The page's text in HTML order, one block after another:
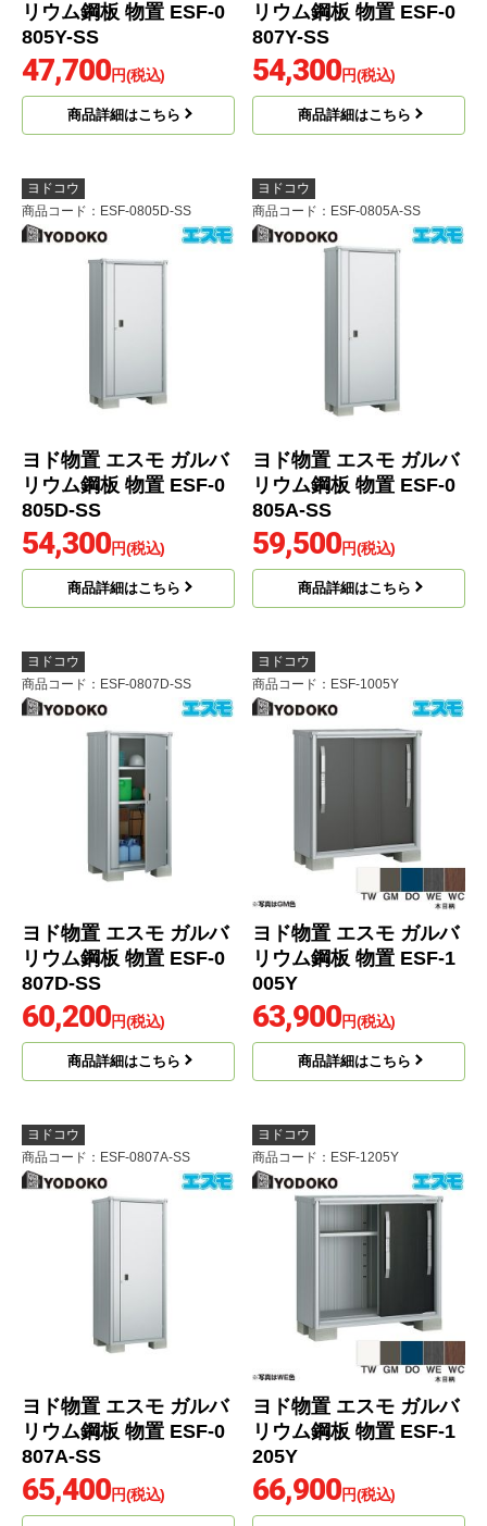
リウム鋼板 物置 ESF-0
805Y-SS
47,700円(税込)
商品詳細はこちら
リウム鋼板 物置 ESF-0
807Y-SS
54,300円(税込)
商品詳細はこちら
ヨドコウ
商品コード ：ESF-0805D-SS
ヨド物置 エスモ ガルバ
リウム鋼板 物置 ESF-0
805D-SS
54,300円(税込)
商品詳細はこちら
ヨドコウ
商品コード ：ESF-0805A-SS
ヨド物置 エスモ ガルバ
リウム鋼板 物置 ESF-0
805A-SS
59,500円(税込)
商品詳細はこちら
ヨドコウ
商品コード ：ESF-0807D-SS
ヨド物置 エスモ ガルバ
リウム鋼板 物置 ESF-0
807D-SS
60,200円(税込)
商品詳細はこちら
ヨドコウ
商品コード ：ESF-1005Y
ヨド物置 エスモ ガルバ
リウム鋼板 物置 ESF-1
005Y
63,900円(税込)
商品詳細はこちら
ヨドコウ
商品コード ：ESF-0807A-SS
ヨド物置 エスモ ガルバ
リウム鋼板 物置 ESF-0
807A-SS
65,400円(税込)
ヨドコウ
商品コード ：ESF-1205Y
ヨド物置 エスモ ガルバ
リウム鋼板 物置 ESF-1
205Y
66,900円(税込)